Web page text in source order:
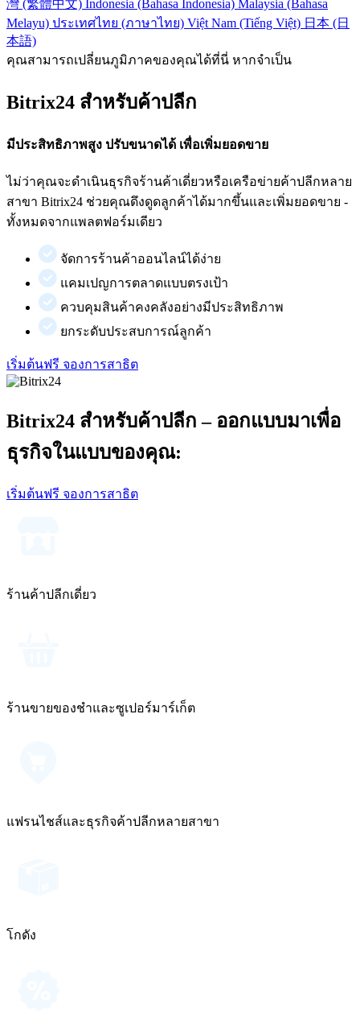
灣 (繁體中文) Indonesia (Bahasa Indonesia) Malaysia (Bahasa
Melayu) ประเทศไทย (ภาษาไทย) Việt Nam (Tiếng Việt) 日本 (日
本語)
คุณสามารถเปลี่ยนภูมิภาคของคุณได้ที่นี่ หากจำเป็น
Bitrix24 สำหรับค้าปลีก
มีประสิทธิภาพสูง ปรับขนาดได้ เพื่อเพิ่มยอดขาย
ไม่ว่าคุณจะดำเนินธุรกิจร้านค้าเดี่ยวหรือเครือข่ายค้าปลีกหลาย
สาขา Bitrix24 ช่วยคุณดึงดูดลูกค้าได้มากขึ้นและเพิ่มยอดขาย -
ทั้งหมดจากแพลตฟอร์มเดียว
จัดการร้านค้าออนไลน์ได้ง่าย
แคมเปญการตลาดแบบตรงเป้า
ควบคุมสินค้าคงคลังอย่างมีประสิทธิภาพ
ยกระดับประสบการณ์ลูกค้า
เริ่มต้นฟรี จองการสาธิต
Bitrix24 สำหรับค้าปลีก – ออกแบบมาเพื่อ
ธุรกิจในแบบของคุณ:
เริ่มต้นฟรี จองการสาธิต
ร้านค้าปลีกเดี่ยว
ร้านขายของชำและซูเปอร์มาร์เก็ต
แฟรนไชส์และธุรกิจค้าปลีกหลายสาขา
โกดัง